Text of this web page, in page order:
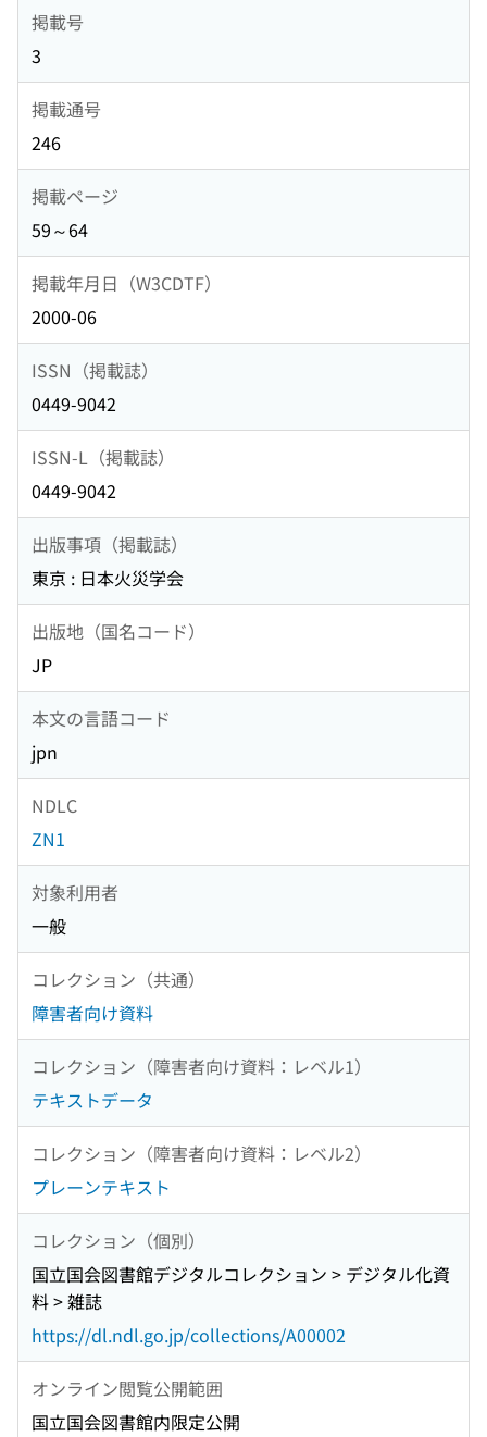
掲載号
3
掲載通号
246
掲載ページ
59～64
掲載年月日（W3CDTF）
2000-06
ISSN（掲載誌）
0449-9042
ISSN-L（掲載誌）
0449-9042
出版事項（掲載誌）
東京 : 日本火災学会
出版地（国名コード）
JP
本文の言語コード
jpn
NDLC
ZN1
対象利用者
一般
コレクション（共通）
障害者向け資料
コレクション（障害者向け資料：レベル1）
テキストデータ
コレクション（障害者向け資料：レベル2）
プレーンテキスト
コレクション（個別）
国立国会図書館デジタルコレクション > デジタル化資
料 > 雑誌
https://dl.ndl.go.jp/collections/A00002
オンライン閲覧公開範囲
国立国会図書館内限定公開